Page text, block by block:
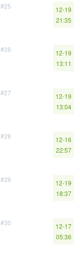
#25
12-19
21:35
#26
12-19
13:11
#27
12-19
13:04
#28
12-16
22:57
#29
12-19
18:37
#30
12-17
05:36